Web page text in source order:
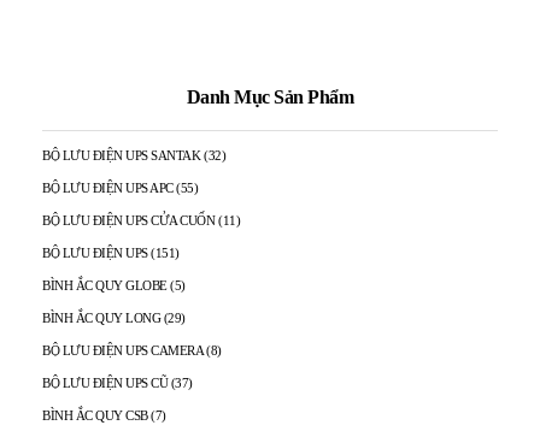
Danh Mục Sản Phẩm
BỘ LƯU ĐIỆN UPS SANTAK (32)
BỘ LƯU ĐIỆN UPS APC (55)
BỘ LƯU ĐIỆN UPS CỬA CUỐN (11)
BỘ LƯU ĐIỆN UPS (151)
BÌNH ẮC QUY GLOBE (5)
BÌNH ẮC QUY LONG (29)
BỘ LƯU ĐIỆN UPS CAMERA (8)
BỘ LƯU ĐIỆN UPS CŨ (37)
BÌNH ẮC QUY CSB (7)